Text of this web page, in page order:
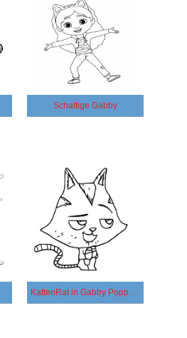
Schattige Gabby
KattenRat in Gabby Poppenhuis